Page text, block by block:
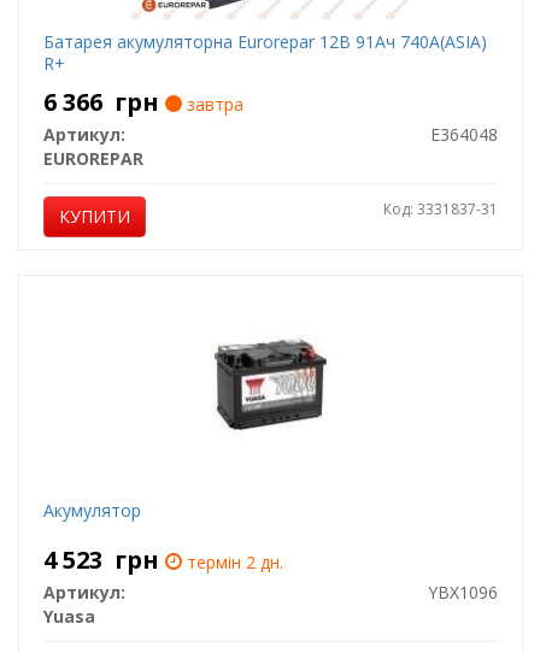
Батарея акумуляторна Eurorepar 12В 91Ач 740А(ASIA)
R+
6 366 грн
завтра
Артикул:
E364048
EUROREPAR
КУПИТИ Код: 3331837-31
Акумулятор
4 523 грн
термін 2 дн.
Артикул:
YBX1096
Yuasa